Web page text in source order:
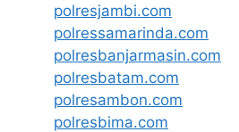
polresjambi.com
polressamarinda.com
polresbanjarmasin.com
polresbatam.com
polresambon.com
polresbima.com